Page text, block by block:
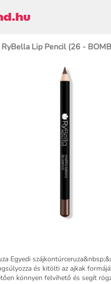
RyBella Lip Pencil (26 -
Egyedi
és kitölti az ajkak
könnyen felvihető és segít